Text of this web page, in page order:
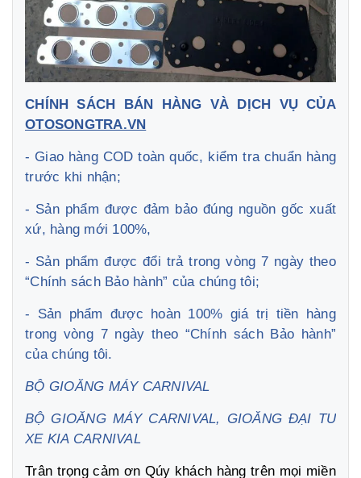
CHÍNH SÁCH BÁN HÀNG VÀ DỊCH VỤ CỦA
OTOSONGTRA.VN
- Giao hàng COD toàn quốc, kiểm tra chuẩn hàng
trước khi nhận;
- Sản phẩm được đảm bảo đúng nguồn gốc xuất
xứ, hàng mới 100%,
- Sản phẩm được đổi trả trong vòng 7 ngày theo
“Chính sách Bảo hành” của chúng tôi;
- Sản phẩm được hoàn 100% giá trị tiền hàng
trong vòng 7 ngày theo “Chính sách Bảo hành”
của chúng tôi.
BỘ GIOĂNG MÁY CARNIVAL
BỘ GIOĂNG MÁY CARNIVAL, GIOĂNG ĐẠI TU
XE KIA CARNIVAL
Trân trọng cảm ơn Qúy khách hàng trên mọi miền